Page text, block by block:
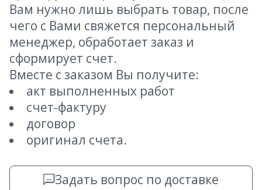
Вам нужно лишь выбрать товар, после
чего с Вами свяжется персональный
менеджер, обработает заказ и
сформирует счет.
Вместе с заказом Вы получите:
акт выполненных работ
счет-фактуру
договор
оригинал счета.
Задать вопрос по доставке